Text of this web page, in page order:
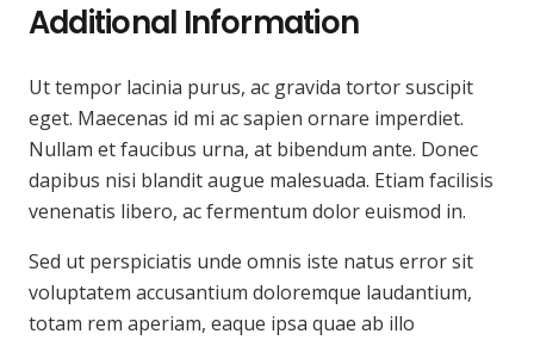
Additional Information
Ut tempor lacinia purus, ac gravida tortor suscipit
eget. Maecenas id mi ac sapien ornare imperdiet.
Nullam et faucibus urna, at bibendum ante. Donec
dapibus nisi blandit augue malesuada. Etiam facilisis
venenatis libero, ac fermentum dolor euismod in.
Sed ut perspiciatis unde omnis iste natus error sit
voluptatem accusantium doloremque laudantium,
totam rem aperiam, eaque ipsa quae ab illo